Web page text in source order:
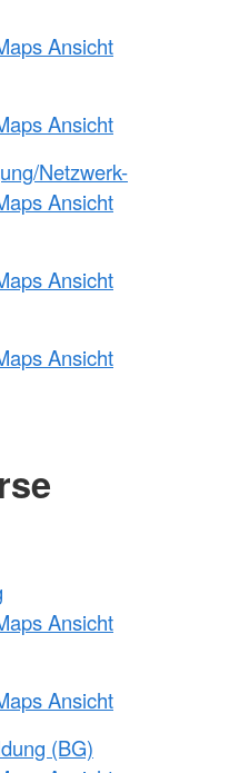
Ansicht
Ansicht
Netzwerk-
Ansicht
Ansicht
Ansicht
Ansicht
Ansicht
(BG)